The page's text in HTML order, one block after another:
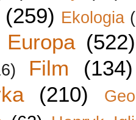
(259) Ekologia
Europa (522)
Film
(134)
(210)